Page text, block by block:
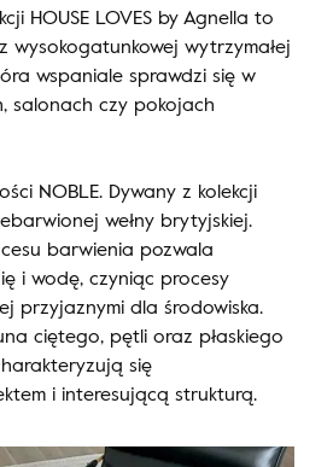
HOUSE LOVES by Agnella to
wysokogatunkowej wytrzymałej
wspaniale sprawdzi się w
salonach czy pokojach
NOBLE. Dywany z kolekcji
wełny brytyjskiej.
barwienia pozwala
i wodę, czyniąc procesy
przyjaznymi dla środowiska.
ciętego, pętli oraz płaskiego
się
i interesującą strukturą.